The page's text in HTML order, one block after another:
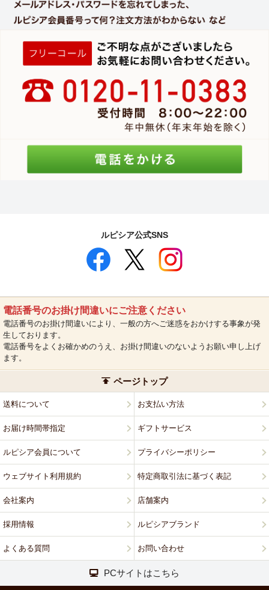
ルピシア公式SNS
電話番号のお掛け間違いにご注意ください
電話番号のお掛け間違いにより、一般の方へご迷惑をおかけする事象が発
生しております。
電話番号をよくお確かめのうえ、お掛け間違いのないようお願い申し上げ
ます。
ページトップ
送料について お支払い方法
お届け時間帯指定 ギフトサービス
ルピシア会員について プライバシーポリシー
ウェブサイト利用規約 特定商取引法に基づく表記
会社案内 店舗案内
採用情報 ルピシアブランド
よくある質問 お問い合わせ
PCサイトはこちら